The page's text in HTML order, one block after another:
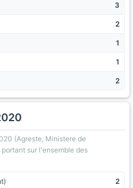
3
2
1
1
2
(Agreste, Ministere de
sur l'ensemble des
2